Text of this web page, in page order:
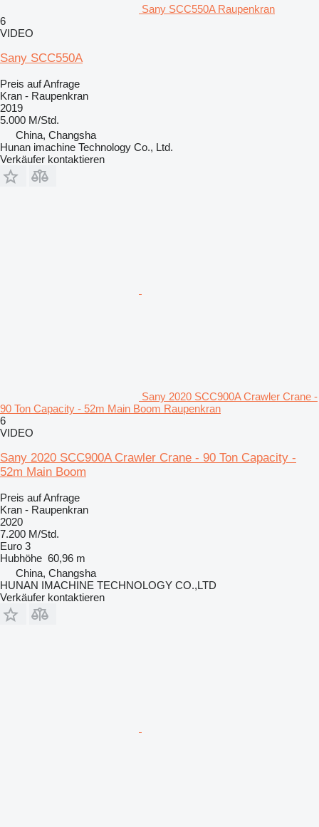
Sany SCC550A Raupenkran
6
VIDEO
Sany SCC550A
Preis auf Anfrage
Kran - Raupenkran
2019
5.000 M/Std.
China, Changsha
Hunan imachine Technology Co., Ltd.
Verkäufer kontaktieren
Sany 2020 SCC900A Crawler Crane -
90 Ton Capacity - 52m Main Boom Raupenkran
6
VIDEO
Sany 2020 SCC900A Crawler Crane - 90 Ton Capacity -
52m Main Boom
Preis auf Anfrage
Kran - Raupenkran
2020
7.200 M/Std.
Euro 3
Hubhöhe 60,96 m
China, Changsha
HUNAN IMACHINE TECHNOLOGY CO.,LTD
Verkäufer kontaktieren